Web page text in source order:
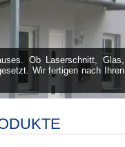
Ob Laserschnitt, Glas,
Wir fertigen nach Ihren